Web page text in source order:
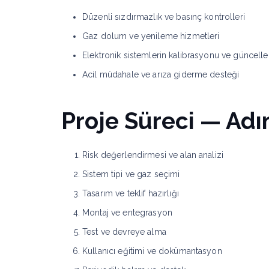
Düzenli sızdırmazlık ve basınç kontrolleri
Gaz dolum ve yenileme hizmetleri
Elektronik sistemlerin kalibrasyonu ve
Acil müdahale ve arıza giderme desteği
Proje Süreci —
Risk değerlendirmesi ve alan analizi
Sistem tipi ve gaz seçimi
Tasarım ve teklif hazırlığı
Montaj ve entegrasyon
Test ve devreye alma
Kullanıcı eğitimi ve dokümantasyon